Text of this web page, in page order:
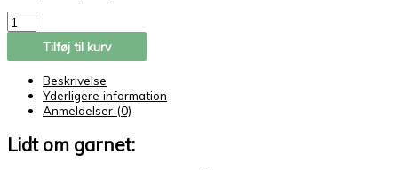
Tilføj til kurv
Beskrivelse
Yderligere information
Anmeldelser (0)
Lidt om garnet: